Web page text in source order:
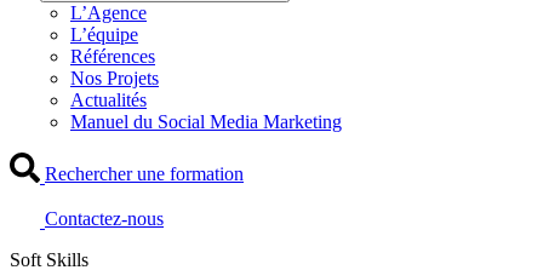
L’Agence
L’équipe
Références
Nos Projets
Actualités
Manuel du Social Media Marketing
Rechercher une formation
Contactez-nous
Soft Skills